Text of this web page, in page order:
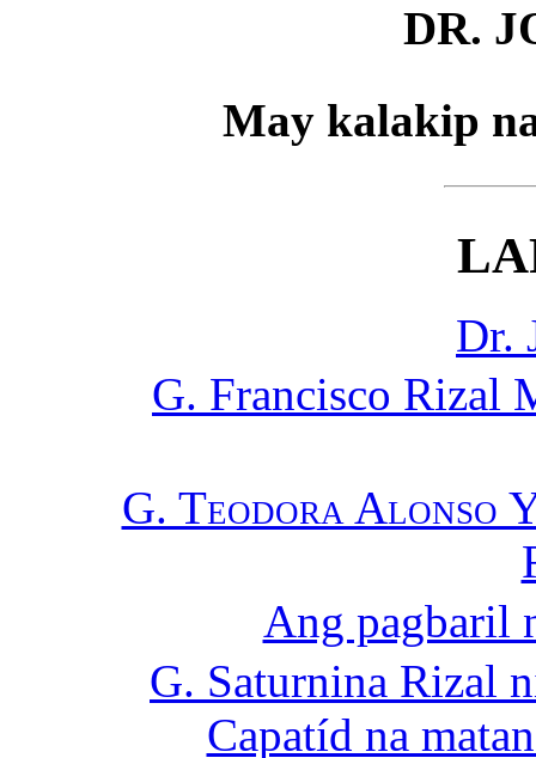
DR.
May kalakip
Dr.
G. Francisco Rizal
G. Teodora Alonso
Ang pagbaril
G. Saturnina Rizal
Capatíd na